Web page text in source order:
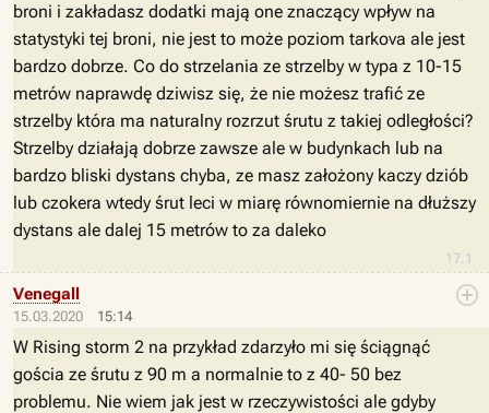
17.1
broni i zakładasz dodatki mają one znaczący wpływ na
statystyki tej broni, nie jest to może poziom tarkova ale jest
bardzo dobrze. Co do strzelania ze strzelby w typa z 10-15
metrów naprawdę dziwisz się, że nie możesz trafić ze
strzelby która ma naturalny rozrzut śrutu z takiej odległości?
Strzelby działają dobrze zawsze ale w budynkach lub na
bardzo bliski dystans chyba, ze masz założony kaczy dziób
lub czokera wtedy śrut leci w miarę równomiernie na dłuższy
dystans ale dalej 15 metrów to za daleko
15.03.2020 15:14
Venegall
W Rising storm 2 na przykład zdarzyło mi się ściągnąć
gościa ze śrutu z 90 m a normalnie to z 40- 50 bez
problemu. Nie wiem jak jest w rzeczywistości ale gdyby